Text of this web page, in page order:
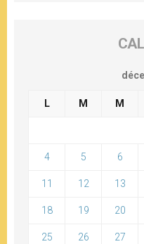
L M M
4 5 6
11 12 13
18 19 20
25 26 27